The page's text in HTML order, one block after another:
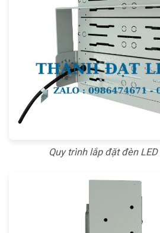
Quy trình lắp đặt đèn